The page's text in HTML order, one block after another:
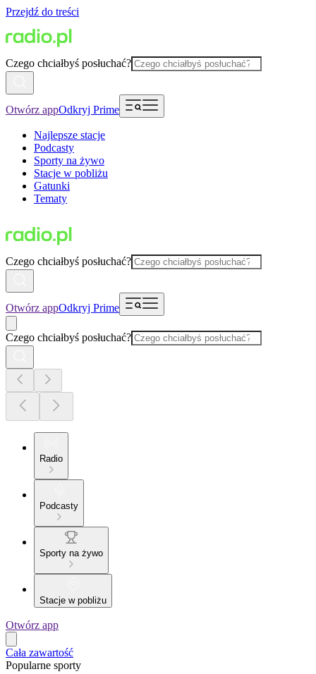
Przejdź do treści
Czego chciałbyś posłuchać?
Otwórz appOdkryj Prime
Najlepsze stacje
Podcasty
Sporty na żywo
Stacje w pobliżu
Gatunki
Tematy
Czego chciałbyś posłuchać?
Otwórz appOdkryj Prime
Czego chciałbyś posłuchać?
Radio
Podcasty
Sporty na żywo
Stacje w pobliżu
Otwórz app
Cała zawartość
Popularne sporty